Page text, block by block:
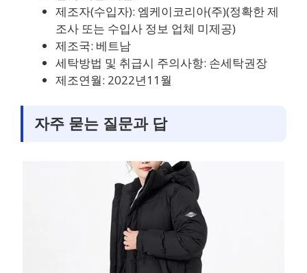
제조자(수입자): 엠케이코리아(주)(정확한 제
조사 또는 수입사 정보 업체 미제공)
제조국: 베트남
세탁방법 및 취급시 주의사항: 손세탁권장
제조연월: 2022년11월
자주 묻는 질문과 답